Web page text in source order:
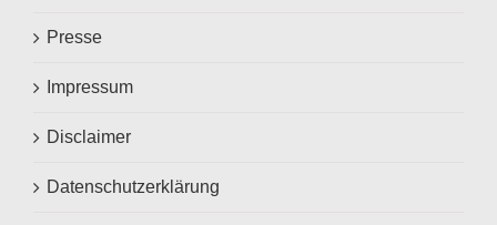
Presse
Impressum
Disclaimer
Datenschutzerklärung